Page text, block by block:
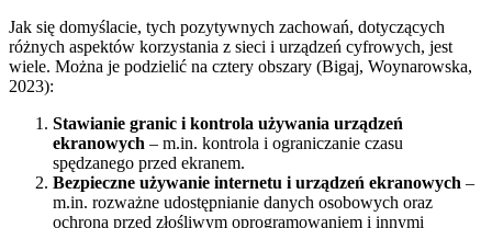
Jak się domyślacie, tych pozytywnych zachowań, dotyczących
różnych aspektów korzystania z sieci i urządzeń cyfrowych, jest
wiele. Można je podzielić na cztery obszary (Bigaj, Woynarowska,
2023):
Stawianie granic i kontrola używania urządzeń
ekranowych – m.in. kontrola i ograniczanie czasu
spędzanego przed ekranem.
Bezpieczne używanie internetu i urządzeń ekranowych –
m.in. rozważne udostępnianie danych osobowych oraz
ochrona przed złośliwym oprogramowaniem i innymi